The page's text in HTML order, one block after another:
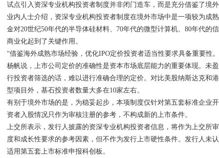
试点引入资深专业机构投资者制度并非闭门造车，而是充分借鉴了境
业内人士介绍，资深专业机构投资者制度在境外市场中是一项较为成
金对20世纪50年代的半导体硅材料、70年代的微型计算机、80年代的
商业化起到了关键作用。
“借鉴海外成熟市场经验，优化IPO定价投资者适当性要求具备重要性
杨帆说，上市公司定价的准确性是资本市场底层能力的重要体现。未
行投资者筛选的话，难以进行准确合理的定价。对比美股纳斯达克和
型项目外，基石投资者数量大多在10家左右。
有别于境外市场的是，为稳妥起步，本项制度仅针对第五套标准企业
资者入股情况只作为审核注册的参考，不构成新的上市条件。
上交所表示，发行人披露的资深专业机构投资者信息，将作为上交所
度和成长性要求的参考因素，但不作为发行上市硬性条件。发行人未
适用第五套上市标准申报科创板。